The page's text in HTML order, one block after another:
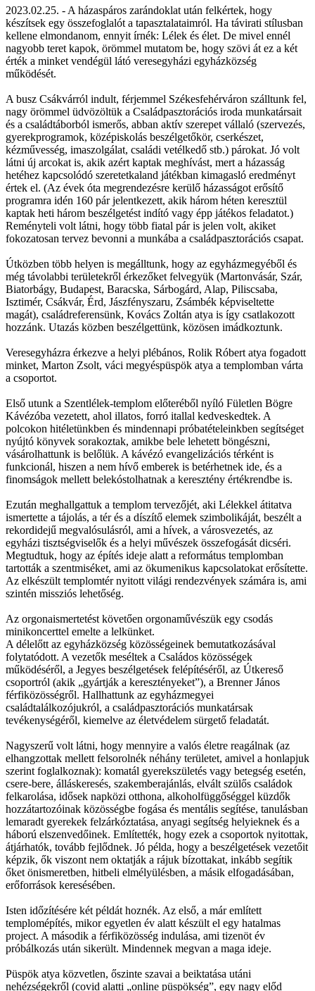
2023.02.25. - A házaspáros zarándoklat után felkértek, hogy
készítsek egy összefoglalót a tapasztalataimról. Ha távirati stílusban
kellene elmondanom, ennyit írnék: Lélek és élet. De mivel ennél
nagyobb teret kapok, örömmel mutatom be, hogy szövi át ez a két
érték a minket vendégül látó veresegyházi egyházközség
működését.
A busz Csákvárról indult, férjemmel Székesfehérváron szálltunk fel,
nagy örömmel üdvözöltük a Családpasztorációs iroda munkatársait
és a családtáborból ismerős, abban aktív szerepet vállaló (szervezés,
gyerekprogramok, középiskolás beszélgetőkör, cserkészet,
kézművesség, imaszolgálat, családi vetélkedő stb.) párokat. Jó volt
látni új arcokat is, akik azért kaptak meghívást, mert a házasság
hetéhez kapcsolódó szeretetkaland játékban kimagasló eredményt
értek el. (Az évek óta megrendezésre kerülő házasságot erősítő
programra idén 160 pár jelentkezett, akik három héten keresztül
kaptak heti három beszélgetést indító vagy épp játékos feladatot.)
Reményteli volt látni, hogy több fiatal pár is jelen volt, akiket
fokozatosan tervez bevonni a munkába a családpasztorációs csapat.
Útközben több helyen is megálltunk, hogy az egyházmegyéből és
még távolabbi területekről érkezőket felvegyük (Martonvásár, Szár,
Biatorbágy, Budapest, Baracska, Sárbogárd, Alap, Piliscsaba,
Isztimér, Csákvár, Érd, Jászfényszaru, Zsámbék képviseltette
magát), családreferensünk, Kovács Zoltán atya is így csatlakozott
hozzánk. Utazás közben beszélgettünk, közösen imádkoztunk.
Veresegyházra érkezve a helyi plébános, Rolik Róbert atya fogadott
minket, Marton Zsolt, váci megyéspüspök atya a templomban várta
a csoportot.
Első utunk a Szentlélek-templom előteréből nyíló Fületlen Bögre
Kávézóba vezetett, ahol illatos, forró itallal kedveskedtek. A
polcokon hitéletünkben és mindennapi próbatételeinkben segítséget
nyújtó könyvek sorakoztak, amikbe bele lehetett böngészni,
vásárolhattunk is belőlük. A kávézó evangelizációs térként is
funkcionál, hiszen a nem hívő emberek is betérhetnek ide, és a
finomságok mellett belekóstolhatnak a keresztény értékrendbe is.
Ezután meghallgattuk a templom tervezőjét, aki Lélekkel átitatva
ismertette a tájolás, a tér és a díszítő elemek szimbolikáját, beszélt a
rekordidejű megvalósulásról, ami a hívek, a városvezetés, az
egyházi tisztségviselők és a helyi művészek összefogását dicséri.
Megtudtuk, hogy az építés ideje alatt a református templomban
tartották a szentmiséket, ami az ökumenikus kapcsolatokat erősítette.
Az elkészült templomtér nyitott világi rendezvények számára is, ami
szintén missziós lehetőség.
Az orgonaismertetést követően orgonaművészük egy csodás
minikoncerttel emelte a lelkünket.
A délelőtt az egyházközség közösségeinek bemutatkozásával
folytatódott. A vezetők meséltek a Családos közösségek
működéséről, a Jegyes beszélgetések felépítéséről, az Útkereső
csoportról (akik „gyártják a keresztényeket”), a Brenner János
férfiközösségről. Hallhattunk az egyházmegyei
családtalálkozójukról, a családpasztorációs munkatársak
tevékenységéről, kiemelve az életvédelem sürgető feladatát.
Nagyszerű volt látni, hogy mennyire a valós életre reagálnak (az
elhangzottak mellett felsorolnék néhány területet, amivel a honlapjuk
szerint foglalkoznak): komatál gyerekszületés vagy betegség esetén,
csere-bere, álláskeresés, szakemberajánlás, elvált szülős családok
felkarolása, idősek napközi otthona, alkoholfüggőséggel küzdők
hozzátartozóinak közösségbe fogása és mentális segítése, tanulásban
lemaradt gyerekek felzárkóztatása, anyagi segítség helyieknek és a
háború elszenvedőinek. Említették, hogy ezek a csoportok nyitottak,
átjárhatók, tovább fejlődnek. Jó példa, hogy a beszélgetések vezetőit
képzik, ők viszont nem oktatják a rájuk bízottakat, inkább segítik
őket önismeretben, hitbeli elmélyülésben, a másik elfogadásában,
erőforrások keresésében.
Isten időzítésére két példát hoznék. Az első, a már említett
templomépítés, mikor egyetlen év alatt készült el egy hatalmas
project. A második a férfiközösség indulása, ami tizenöt év
próbálkozás után sikerült. Mindennek megvan a maga ideje.
Püspök atya közvetlen, őszinte szavai a beiktatása utáni
nehézségekről (covid alatti „online püspökség”, egy nagy előd